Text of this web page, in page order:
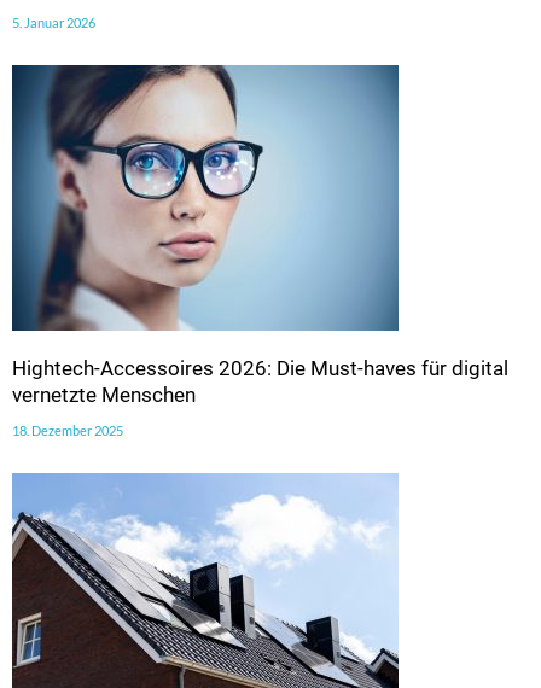
5. Januar 2026
Hightech-Accessoires 2026: Die Must-haves für digital
vernetzte Menschen
18. Dezember 2025